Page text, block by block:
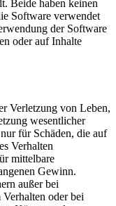
Beide haben keinen
Software verwendet
der Software
oder auf Inhalte
Verletzung von Leben,
wesentlicher
für Schäden, die auf
Verhalten
mittelbare
Gewinn.
außer bei
oder bei